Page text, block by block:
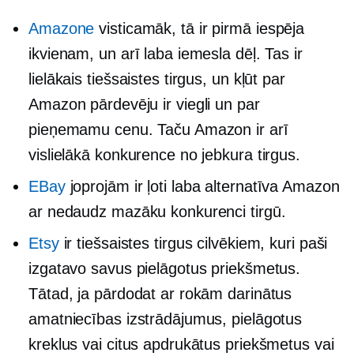
Amazone visticamāk, tā ir pirmā iespēja
ikvienam, un arī laba iemesla dēļ. Tas ir
lielākais tiešsaistes tirgus, un kļūt par
Amazon pārdevēju ir viegli un par
pieņemamu cenu. Taču Amazon ir arī
vislielākā konkurence no jebkura tirgus.
EBayjoprojām ir ļoti laba alternatīva Amazon
ar nedaudz mazāku konkurenci tirgū.
Etsyir tiešsaistes tirgus cilvēkiem, kuri paši
izgatavo savus pielāgotus priekšmetus.
Tātad, ja pārdodat ar rokām darinātus
amatniecības izstrādājumus, pielāgotus
kreklus vai citus apdrukātus priekšmetus vai